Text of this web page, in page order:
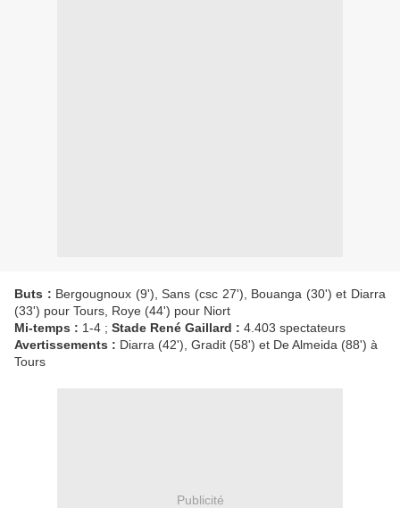
Buts : Bergougnoux (9'), Sans (csc 27'), Bouanga (30') et Diarra
(33') pour Tours, Roye (44') pour Niort
Mi-temps : 1-4 ; Stade René Gaillard : 4.403 spectateurs
Avertissements : Diarra (42'), Gradit (58') et De Almeida (88') à
Tours
Publicité